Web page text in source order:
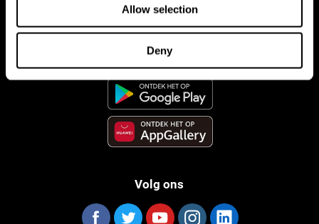
Allow selection
Deny
CogniFit App
Volg ons